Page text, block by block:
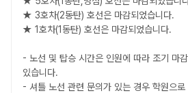
★ 3호차(2동탄) 호선은 마감되었습니다.
★ 1호차(1동탄) 호선은 마감되었습니다.
- 노선 및 탑승 시간은 인원에 따라 조기 마
있습니다.
- 셔틀 노선 관련 문의가 있는 경우 학원으로